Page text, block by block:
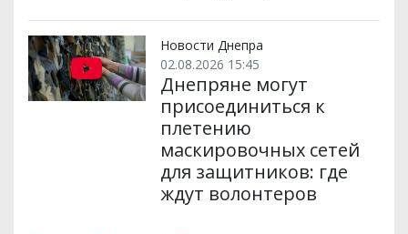
Новости Днепра
02.08.2026 15:45
Днепряне могут
присоединиться к
плетению
маскировочных сетей
для защитников: где
ждут волонтеров